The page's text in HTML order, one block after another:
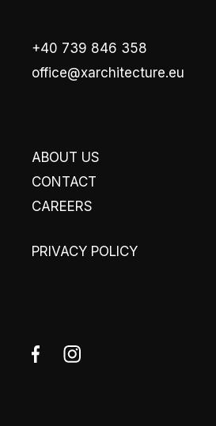
+40 739 846 358
office@xarchitecture.eu
ABOUT US
CONTACT
CAREERS
PRIVACY POLICY